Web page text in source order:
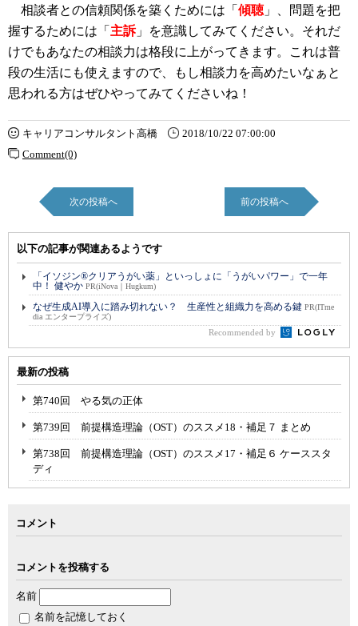
相談者との信頼関係を築くためには「 傾聴」、問題を把
握するためには「 主訴」を意識してみてください。それだ
けでもあなたの相談力は格段に上がってきます。これは普
段の生活にも使えますので、もし相談力を高めたいなぁと
思われる方はぜひやってみてくださいね！
キャリアコンサルタント高橋
2018/10/22 07:00:00
Comment(0)
次の投稿へ 前の投稿へ
以下の記事が関連あるようです
「イソジン®クリアうがい薬」といっしょに「うがいパワー」で一年
中！ 健やか PR(iNova｜Hugkum)
なぜ生成AI導入に踏み切れない？ 生産性と組織力を高める鍵 PR(ITme
dia エンタープライズ)
Recommended by
最新の投稿
第740回 やる気の正体
第739回 前提構造理論（OST）のススメ18・補足７ まとめ
第738回 前提構造理論（OST）のススメ17・補足６ ケーススタ
ディ
コメント
コメントを投稿する
名前
名前を記憶しておく